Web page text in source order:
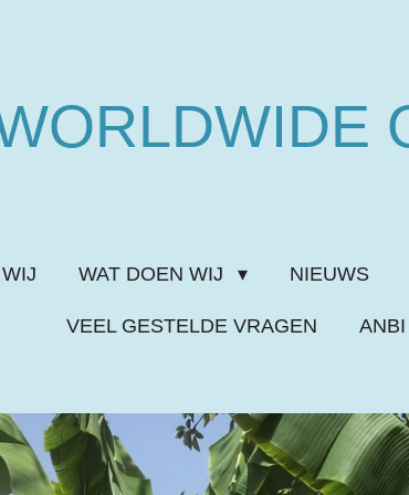
WAT DOEN WIJ NIEUWS
VEEL GESTELDE VRAGEN ANBI